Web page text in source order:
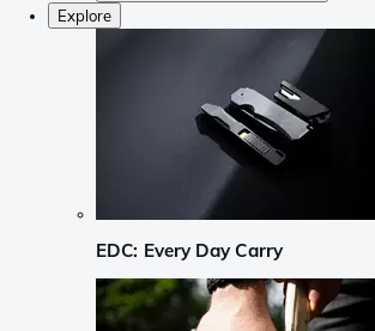
Explore
EDC: Every Day Carry